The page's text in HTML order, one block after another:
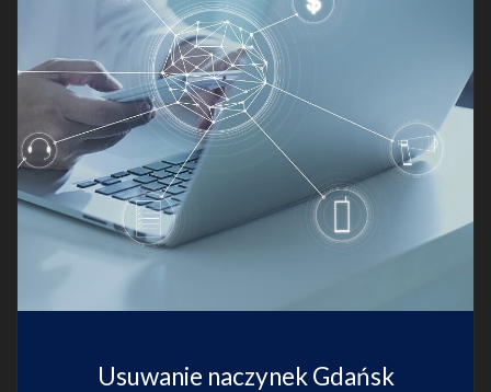
Usuwanie naczynek Gdańsk